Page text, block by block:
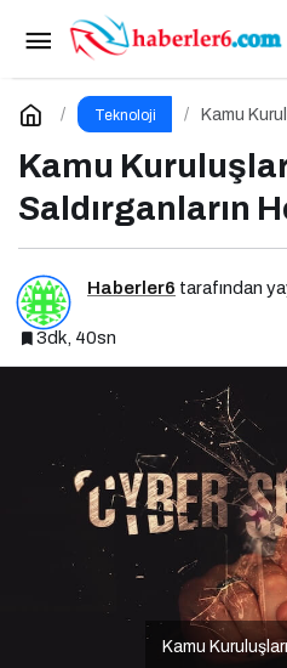
Teknoloji
Kamu
Kamu
Saldırganların
Haberler6 tarafından
3dk, 40sn
Kamu
Kamu Kuruluşları
Hedefinde
Yorum Yap